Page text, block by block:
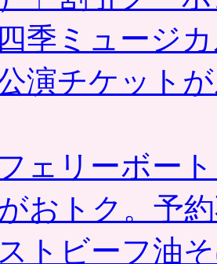
季ミュージ
演チケット
ェリーボー
おトク。予
トビーフ油